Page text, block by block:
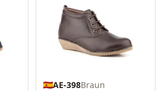
AE-398Braun